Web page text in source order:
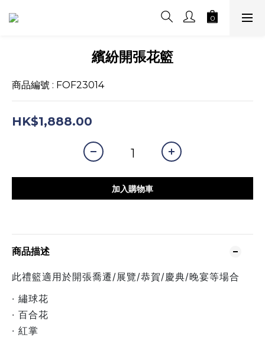
繽紛開張花籃
商品編號 : FOF23014
HK$1,888.00
加入購物車
商品描述
此禮籃適用於開張喬遷/展覽/恭賀/慶典/晚宴等場合
· 繡球花
· 百合花
· 紅掌